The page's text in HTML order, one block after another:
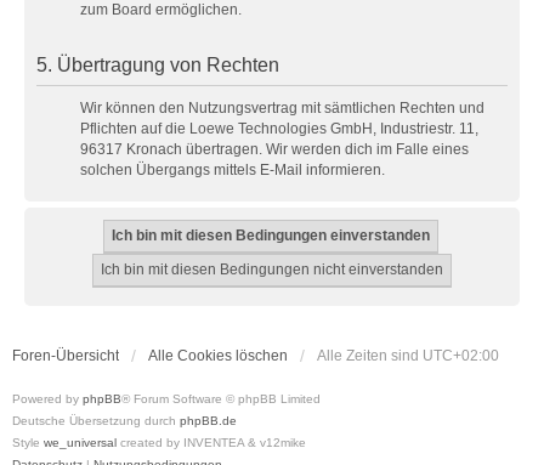
zum Board ermöglichen.
5. Übertragung von Rechten
Wir können den Nutzungsvertrag mit sämtlichen Rechten und
Pflichten auf die Loewe Technologies GmbH, Industriestr. 11,
96317 Kronach übertragen. Wir werden dich im Falle eines
solchen Übergangs mittels E-Mail informieren.
Foren-Übersicht Alle Cookies löschen Alle Zeiten sind UTC+02:00
Powered by phpBB® Forum Software © phpBB Limited
Deutsche Übersetzung durch phpBB.de
Style we_universal created by INVENTEA & v12mike